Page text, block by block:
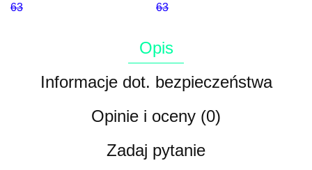
63 63
Opis
Informacje dot. bezpieczeństwa
Opinie i oceny (0)
Zadaj pytanie